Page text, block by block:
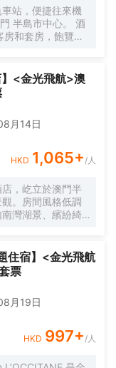
站，便捷往來機
半島市中心。 酒
和套房，飽覽綠
間奢華典雅的水療
髮中心打造個人化
供泰諾 健
導；室內外泳池
首登澳門的食府
中國各省及歐美
】<金光飛航>澳
月14日
HKD 1,065+/人
，屹立於澳門半
。房間風格低調
灣湖景、繽紛綺
洗機，讓您在外
坐落於澳門半島最
士轉乘站，附設
、永利度假村、
交通便捷的同時
際線和海灣。尤
，倒映在湖面
降臨，可以近距
住宿】<金光飛航
票
月19日
HKD 997+/人